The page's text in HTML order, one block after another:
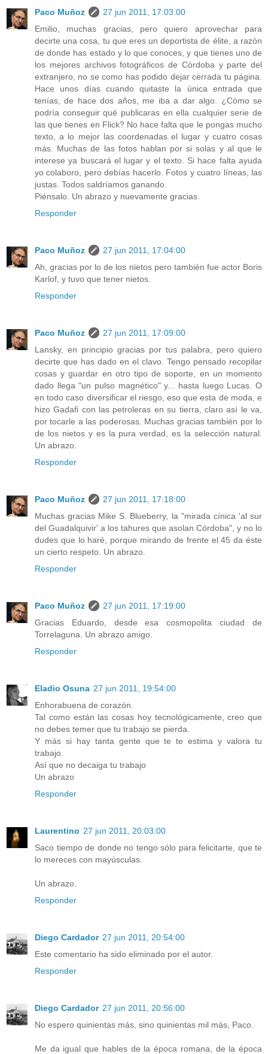
Paco Muñoz
27 jun 2011, 17:03:00
Emilio, muchas gracias, pero quiero aprovechar para
decirte una cosa, tu que eres un deportista de élite, a razón
de donde has estado y lo que conoces, y que tienes uno de
los mejores archivos fotográficos de Córdoba y parte del
extranjero, no se como has podido dejar cerrada tu página.
Hace unos días cuando quitaste la única entrada que
tenías, de hace dos años, me iba a dar algo. ¿Cómo se
podría conseguir qué publicaras en ella cualquier serie de
las que tienes en Flick? No hace falta que le pongas mucho
texto, a lo mejor las coordenadas el lugar y cuatro cosas
más. Muchas de las fotos hablan por si solas y al que le
interese ya buscará el lugar y el texto. Si hace falta ayuda
yo colaboro, pero debías hacerlo. Fotos y cuatro líneas, las
justas. Todos saldríamos ganando.
Piénsalo. Un abrazo y nuevamente gracias.
Responder
Paco Muñoz
27 jun 2011, 17:04:00
Ah, gracias por lo de los nietos pero también fue actor Boris
Karlof, y tuvo que tener nietos.
Responder
Paco Muñoz
27 jun 2011, 17:09:00
Lansky, en principio gracias por tus palabra, pero quiero
decirte que has dado en el clavo. Tengo pensado recopilar
cosas y guardar en otro tipo de soporte, en un momento
dado llega "un pulso magnético" y... hasta luego Lucas. O
en todo caso diversificar el riesgo, eso que esta de moda, e
hizo Gadafi con las petroleras en su tierra, claro así le va,
por tocarle a las poderosas. Muchas gracias también por lo
de los nietos y es la pura verdad, es la selección natural.
Un abrazo.
Responder
Paco Muñoz
27 jun 2011, 17:18:00
Muchas gracias Mike S. Blueberry, la "mirada cínica 'al sur
del Guadalquivir' a los tahures que asolan Córdoba", y no lo
dudes que lo haré, porque mirando de frente el 45 da éste
un cierto respeto. Un abrazo.
Responder
Paco Muñoz
27 jun 2011, 17:19:00
Gracias Eduardo, desde esa cosmopolita ciudad de
Torrelaguna. Un abrazo amigo.
Responder
Eladio Osuna 27 jun 2011, 19:54:00
Enhorabuena de corazón.
Tal como están las cosas hoy tecnológicamente, creo que
no debes temer que tu trabajo se pierda.
Y más si hay tanta gente que te te estima y valora tu
trabajo.
Así que no decaiga tu trabajo
Un abrazo
Responder
Laurentino 27 jun 2011, 20:03:00
Saco tiempo de donde no tengo sólo para felicitarte, que te
lo mereces con mayúsculas.
Un abrazo.
Responder
Diego Cardador 27 jun 2011, 20:54:00
Este comentario ha sido eliminado por el autor.
Responder
Diego Cardador 27 jun 2011, 20:56:00
No espero quinientas más, sino quinientas mil más, Paco.
Me da igual que hables de la época romana, de la época